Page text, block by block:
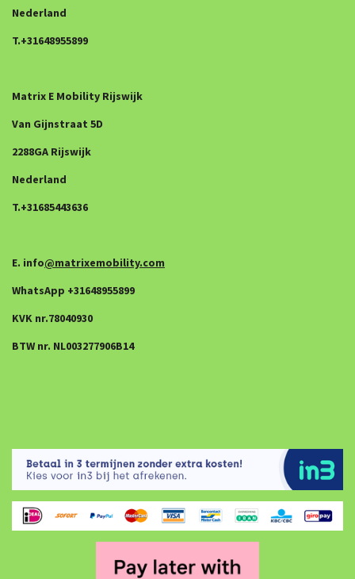
Nederland
T.+31648955899
Matrix E Mobility Rijswijk
Van Gijnstraat 5D
2288GA Rijswijk
Nederland
T.+31685443636
E. info@matrixemobility.com
WhatsApp +31648955899
KVK nr.78040930
BTW nr. NL003277906B14